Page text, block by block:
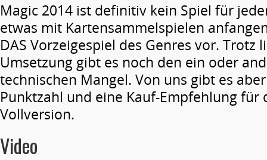
Magic 2014 ist definitiv kein Spiel für
etwas mit Kartensammelspielen
DAS Vorzeigespiel des Genres vor. Trotz
Umsetzung gibt es noch den ein oder
technischen Mangel. Von uns gibt es
Punktzahl und eine Kauf-Empfehlung für
Vollversion.
Video